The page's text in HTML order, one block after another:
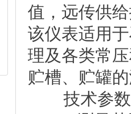
值，远传供
该仪表适用
理及各类常
贮槽、贮罐
技术参数